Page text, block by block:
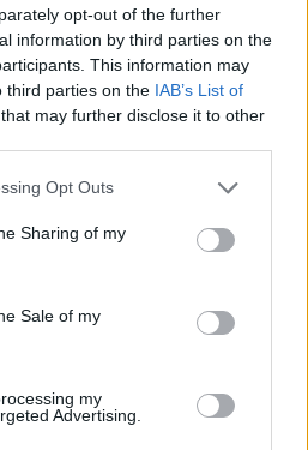
opt-out of the further
information by third parties on the
This information may
third parties on the IAB’s List of
that may further disclose it to other
app uses one or more Google
behaviour. You may click to
and its third-party tags to
purposes in below Google
Opt Outs
Sharing of my
Sale of my
my
Advertising.